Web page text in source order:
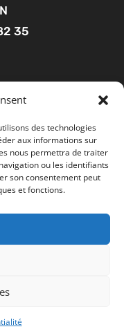
des technologies
aux informations sur
nous permettra de traiter
ou les identifiants
son consentement peut
et fonctions.
35
votre
vous consentez à
pouvez suivre le lien